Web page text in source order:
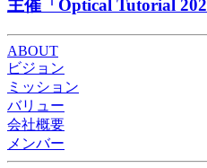
主催「Optical Tutorial
ABOUT
ビジョン
ミッション
バリュー
会社概要
メンバー